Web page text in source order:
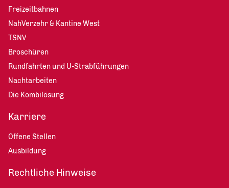
Freizeitbahnen
NahVerzehr & Kantine West
TSNV
Broschüren
Rundfahrten und U-Strabführungen
Nachtarbeiten
Die Kombilösung
Karriere
Offene Stellen
Ausbildung
Rechtliche Hinweise